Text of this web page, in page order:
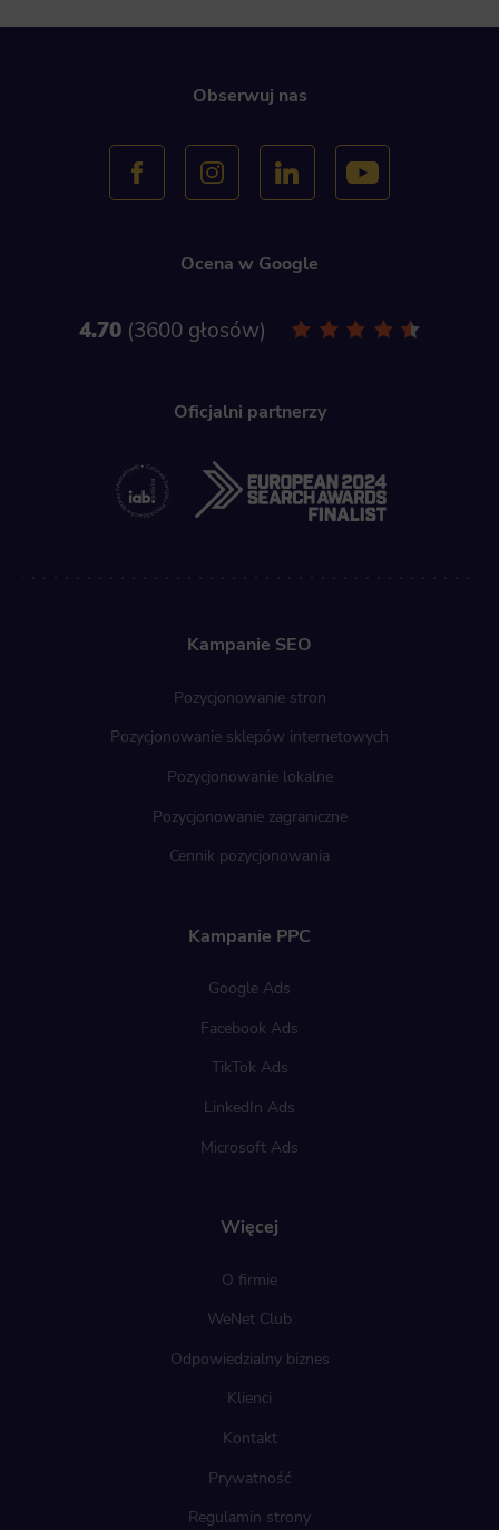
Obserwuj nas
Ocena w Google
4.70 3600 głosów
Oficjalni partnerzy
Kampanie SEO
Pozycjonowanie stron
Pozycjonowanie sklepów internetowych
Pozycjonowanie lokalne
Pozycjonowanie zagraniczne
Cennik pozycjonowania
Więcej
O firmie
WeNet Club
Odpowiedzialny biznes
Klienci
Kontakt
Prywatność
Regulamin strony
Kampanie PPC
Google Ads
Facebook Ads
TikTok Ads
LinkedIn Ads
Microsoft Ads